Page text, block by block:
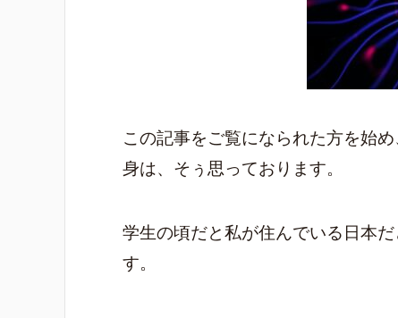
この記事をご覧になられた方を始
身は、そぅ思っております。
学生の頃だと私が住んでいる日本
す。